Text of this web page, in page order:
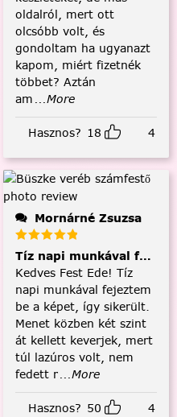
oldalról, mert ott
olcsóbb volt, és
gondoltam ha ugyanazt
kapom, miért fizetnék
többet? Aztán
am ...More
Hasznos? 18 4
Mornárné Zsuzsa
Tíz napi munkával
Kedves Fest Ede! Tíz
napi munkával fejeztem
be a képet, így sikerült.
Menet közben két szint
át kellett keverjek, mert
túl lazúros volt, nem
fedett r...More
Hasznos? 50 4